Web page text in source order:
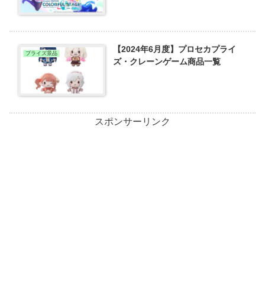
プライズ景品
【2024年6月度】プロセカプライ
ズ・クレーンゲーム商品一覧
スポンサーリンク